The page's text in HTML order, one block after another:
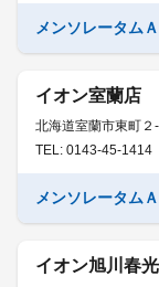
メンソレータム
イオン室蘭店
北海道室蘭市東町２
TEL: 0143-45-1414
メンソレータム
イオン旭川春